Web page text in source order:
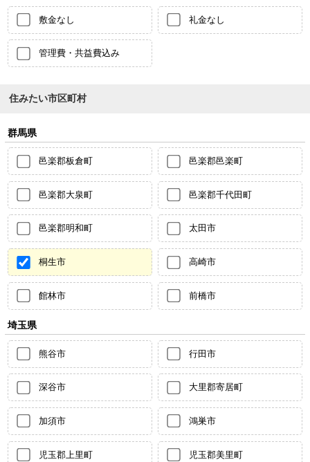
敷金なし 礼金なし
管理費・共益費込み
住みたい市区町村
群馬県
邑楽郡板倉町 邑楽郡邑楽町
邑楽郡大泉町 邑楽郡千代田町
邑楽郡明和町 太田市
桐生市 高崎市
館林市 前橋市
埼玉県
熊谷市 行田市
深谷市 大里郡寄居町
加須市 鴻巣市
児玉郡上里町 児玉郡美里町